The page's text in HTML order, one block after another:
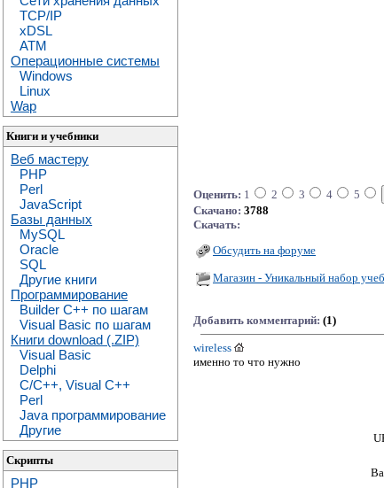
TCP/IP
xDSL
ATM
Операционные системы
Windows
Linux
Wap
Книги и учебники
Веб мастеру
PHP
Perl
JavaScript
Базы данных
MySQL
Oracle
SQL
Другие книги
Программирование
Builder C++ по шагам
Visual Basic по шагам
Книги download (.ZIP)
Visual Basic
Delphi
C/C++, Visual C++
Perl
Java программирование
Другие
Скрипты
PHP
Оценить: 1 2 3 4
5
Скачано: 3788
Скачать:
Обсудить на форуме
Магазин - Уникальный набор
Добавить комментарий: (1)
wireless
именно то что нужно